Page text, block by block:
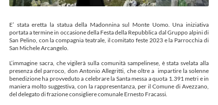
E’ stata eretta la statua della Madonnina sul Monte Uomo. Una iniziativa
portata a termine in occasione della Festa della Repubblica dal Gruppo alpini di
San Pelino, con la compagnia teatrale, il comitato feste 2023 e la Parrocchia di
San Michele Arcangelo.
L’immagine sacra, che vigilerà sulla comunità sampelinese, è stata svelata alla
presenza del parroco, don Antonio Allegritti, che oltre a impartire la solenne
benedizione ha provveduto a celebrare la Santa messa a quota 1.391 metri e in
maniera molto suggestiva, con la rappresentanza, per il Comune di Avezzano,
del delegato di frazione consigliere comunale Ernesto Fracassi.